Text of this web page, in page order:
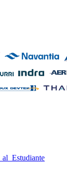
Estudiante